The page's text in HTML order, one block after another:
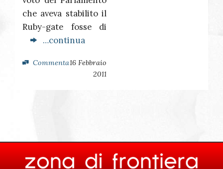
che aveva stabilito il
Ruby-gate fosse di
…continua
Commenta16 Febbraio
2011